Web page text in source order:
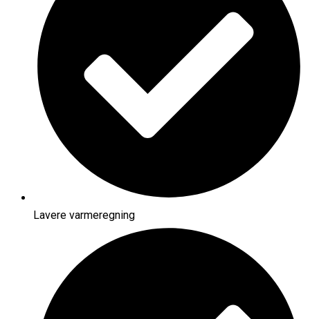
Lavere varmeregning